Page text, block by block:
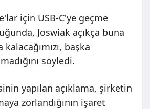
için USB-C'ye geçme
Joswiak açıkça buna
başka
söyledi.
yapılan açıklama, şirketin
zorlandığının işaret